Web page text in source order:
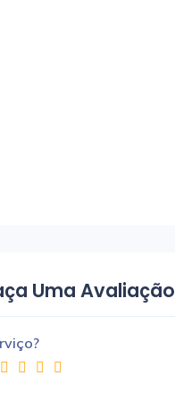
Uma Avaliação